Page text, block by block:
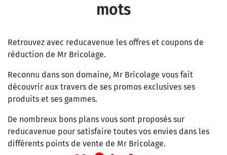
mots
Retrouvez avec reducavenue les offres et coupons de
réduction de Mr Bricolage.
Reconnu dans son domaine, Mr Bricolage vous fait
découvrir aux travers de ses promos exclusives ses
produits et ses gammes.
De nombreux bons plans vous sont proposés sur
reducavenue pour satisfaire toutes vos envies dans les
différents points de vente de Mr Bricolage.